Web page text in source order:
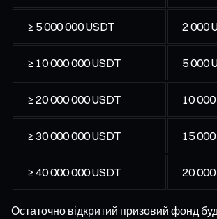
≥ 5 000 000 USDT 2 000
≥ 10 000 000 USDT 5 000
≥ 20 000 000 USDT 10
≥ 30 000 000 USDT 15
≥ 40 000 000 USDT 20
Остаточно відкритий призовий фонд